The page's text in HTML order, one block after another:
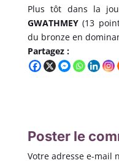
Plus tôt dans la
GWATHMEY(13
du bronze en
Partagez :
Poster le
Votre adresse e-mail